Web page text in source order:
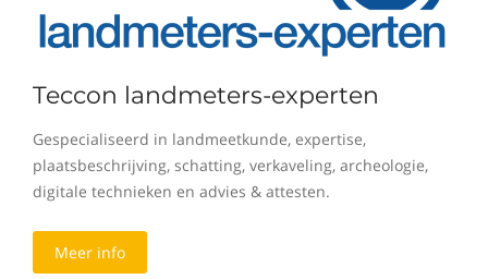
Teccon landmeters-experten
Gespecialiseerd in landmeetkunde, expertise,
plaatsbeschrijving, schatting, verkaveling, archeologie,
digitale technieken en advies & attesten.
Meer info